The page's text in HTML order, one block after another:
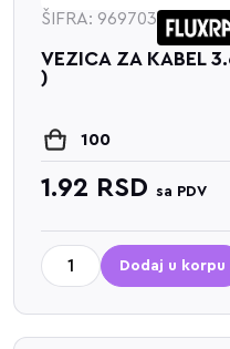
ŠIFRA: 969703
VEZICA ZA KABEL
)
100
1.92 RSD sa PDV
Dodaj u korpu